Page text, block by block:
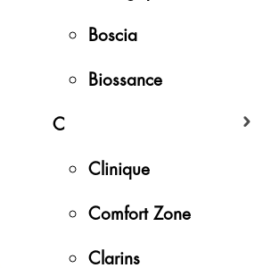
Boscia
Biossance
C
Clinique
Comfort Zone
Clarins